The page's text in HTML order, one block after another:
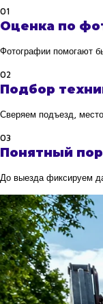
01
Оценка по
Фотографии помогают
02
Подбор
Сверяем подъезд,
03
Понятный
До выезда фиксируем